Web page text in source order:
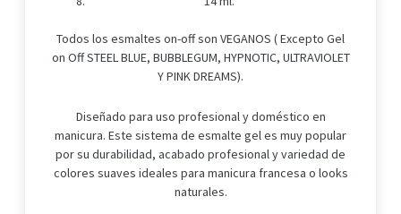
Todos los esmaltes on-off son VEGANOS ( Excepto Gel
on Off STEEL BLUE, BUBBLEGUM, HYPNOTIC, ULTRAVIOLET
Y PINK DREAMS).
Diseñado para uso profesional y doméstico en
manicura. Este sistema de esmalte gel es muy popular
por su durabilidad, acabado profesional y variedad de
colores suaves ideales para manicura francesa o looks
naturales.